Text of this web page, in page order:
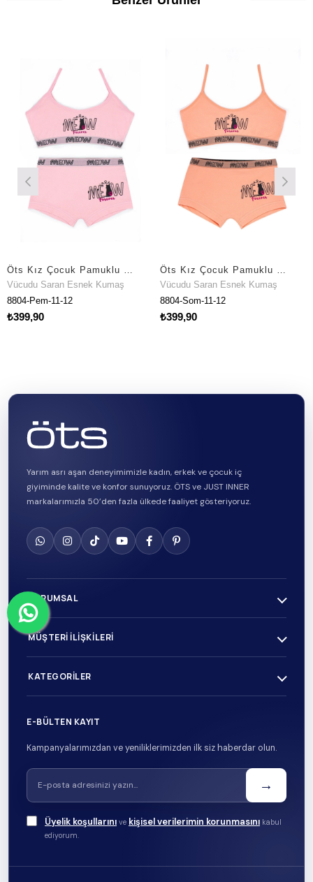
Öts Kız Çocuk Pamuklu Büstiyer Şort Pembe Meow Maksimum Hareket Özgürlüğü (8804-PEM)
Saran Esnek Kumaş
11-12
Öts Kız Çocuk Pamuklu Büstiyer Şort Somon Meow Özel Form Korumalı (8804-SOM)
Vücudu Saran Esnek Kumaş
8804-Som-11-12
₺399,90
Yarım asrı aşan deneyimimizle kadın, erkek ve çocuk iç
giyiminde kalite ve konfor sunuyoruz. ÖTS ve JUST INNER
markalarımızla 50’den fazla ülkede faaliyet gösteriyoruz.
KURUMSAL
MÜŞTERI İLIŞKILERI
KATEGORILER
E-BÜLTEN KAYIT
Kampanyalarımızdan ve yeniliklerimizden ilk siz haberdar olun.
→
Üyelik koşullarını ve kişisel verilerimin korunmasını kabul
ediyorum.